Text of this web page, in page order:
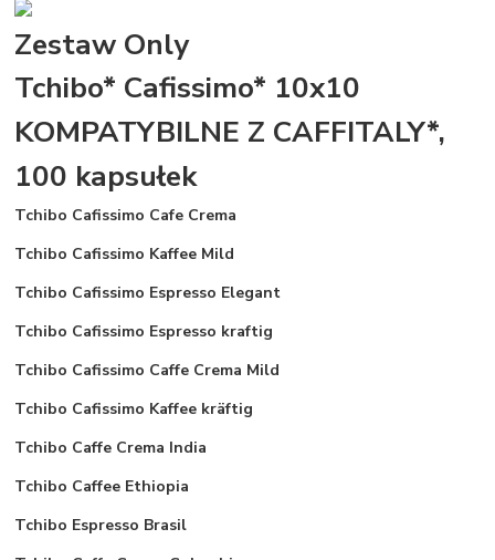
Zestaw Only
Tchibo* Cafissimo* 10x10
KOMPATYBILNE Z CAFFITALY*,
100 kapsułek
Tchibo Cafissimo Cafe Crema
Tchibo Cafissimo Kaffee Mild
Tchibo Cafissimo Espresso Elegant
Tchibo Cafissimo Espresso kraftig
Tchibo Cafissimo Caffe Crema Mild
Tchibo Cafissimo Kaffee kräftig
Tchibo Caffe Crema India
Tchibo Caffee Ethiopia
Tchibo Espresso Brasil